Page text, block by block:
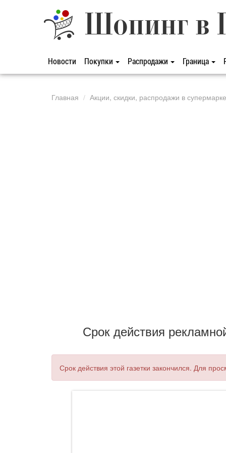
Шопинг в
Новости Покупки Распродажи Граница
Главная Акции, скидки, распродажи в
Срок действия
Срок действия этой газетки закончился. Для